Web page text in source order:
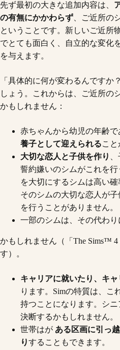
先ず最初の大きな追加内容は、
の有無にかかわらず 、ご近所の
ということです。新しいご近所
でとても面白く、自立的な変化
を与えます。
「具体的に何が変わるんですか
しょう。これからは、ご近所の
かもしれません：
赤ちゃんから幼児の年齢
養子として迎えられること
大切な恋人と子供を作り
誓約嫌いのシムがこれを
を大切にするシムは高い
そのシムの大切な恋人が
を行うことがありません。
一部のシムは、その代わり
かもしれません（「The Sims™ 4
す）。
キャリアに就いたり、キ
ります。Simの特質は、こ
持つことになります。シニ
決断するかもしれません。
世帯はが ある区画に引っ
りすることもできます。